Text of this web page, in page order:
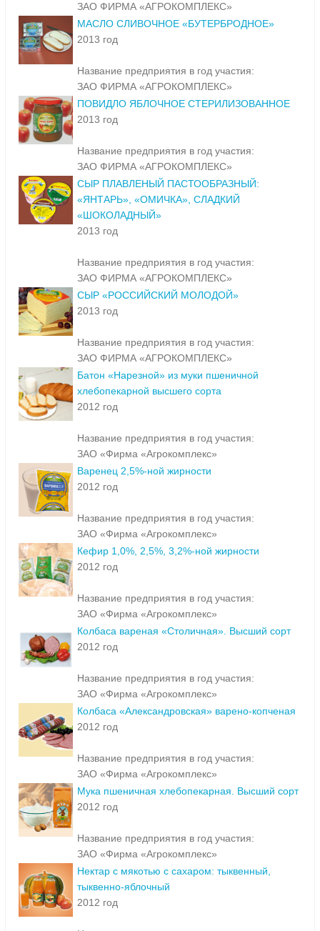
ЗАО ФИРМА «АГРОКОМПЛЕКС»
МАСЛО СЛИВОЧНОЕ «БУТЕРБРОДНОЕ»
2013 год
Название предприятия в год участия:
ЗАО ФИРМА «АГРОКОМПЛЕКС»
ПОВИДЛО ЯБЛОЧНОЕ СТЕРИЛИЗОВАННОЕ
2013 год
Название предприятия в год участия:
ЗАО ФИРМА «АГРОКОМПЛЕКС»
СЫР ПЛАВЛЕНЫЙ ПАСТООБРАЗНЫЙ:
«ЯНТАРЬ», «ОМИЧКА», СЛАДКИЙ
«ШОКОЛАДНЫЙ»
2013 год
Название предприятия в год участия:
ЗАО ФИРМА «АГРОКОМПЛЕКС»
СЫР «РОССИЙСКИЙ МОЛОДОЙ»
2013 год
Название предприятия в год участия:
ЗАО ФИРМА «АГРОКОМПЛЕКС»
Батон «Нарезной» из муки пшеничной
хлебопекарной высшего сорта
2012 год
Название предприятия в год участия:
ЗАО «Фирма «Агрокомплекс»
Варенец 2,5%-ной жирности
2012 год
Название предприятия в год участия:
ЗАО «Фирма «Агрокомплекс»
Кефир 1,0%, 2,5%, 3,2%-ной жирности
2012 год
Название предприятия в год участия:
ЗАО «Фирма «Агрокомплекс»
Колбаса вареная «Столичная». Высший сорт
2012 год
Название предприятия в год участия:
ЗАО «Фирма «Агрокомплекс»
Колбаса «Александровская» варено-копченая
2012 год
Название предприятия в год участия:
ЗАО «Фирма «Агрокомплекс»
Мука пшеничная хлебопекарная. Высший сорт
2012 год
Название предприятия в год участия:
ЗАО «Фирма «Агрокомплекс»
Нектар с мякотью с сахаром: тыквенный,
тыквенно-яблочный
2012 год